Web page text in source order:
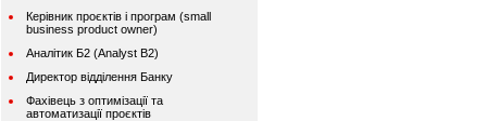
Керівник проєктів і програм (small
business product owner)
Аналітик Б2 (Analyst B2)
Директор відділення Банку
Фахівець з оптимізації та
автоматизації проєктів